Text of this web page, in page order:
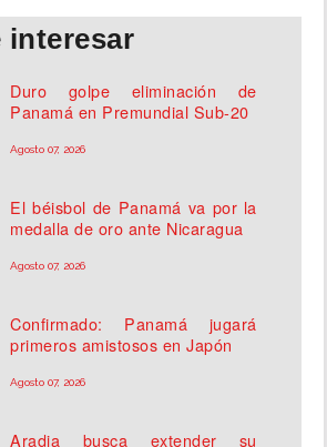
interesar
Duro golpe eliminación de
Panamá en Premundial Sub-20
Agosto 07, 2026
El béisbol de Panamá va por la
medalla de oro ante Nicaragua
Agosto 07, 2026
Confirmado: Panamá jugará
primeros amistosos en Japón
Agosto 07, 2026
Aradia busca extender su